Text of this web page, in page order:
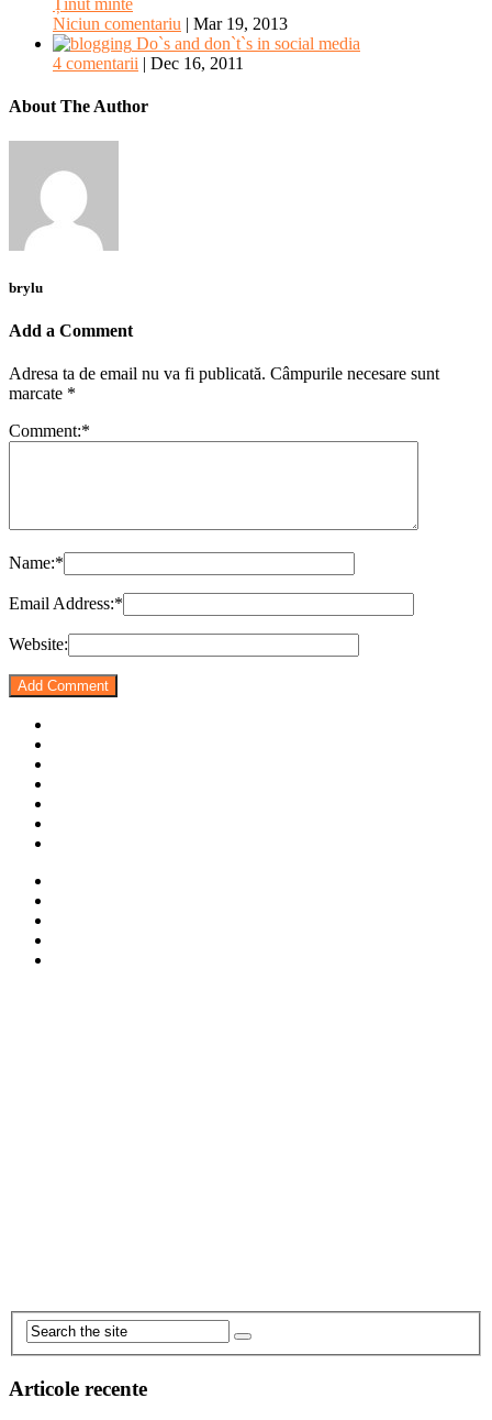
Ținut minte
Niciun comentariu | Mar 19, 2013
Do`s and don`t`s in social media
4 comentarii | Dec 16, 2011
About The Author
brylu
Add a Comment
Adresa ta de email nu va fi publicată. Câmpurile necesare sunt
marcate *
Comment:*
Name:*
Email Address:*
Website:
Articole recente